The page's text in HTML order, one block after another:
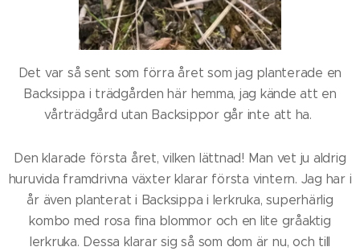
Det var så sent som förra året som jag planterade en
Backsippa i trädgården här hemma, jag kände att en
vårträdgård utan Backsippor går inte att ha.
Den klarade första året, vilken lättnad! Man vet ju aldrig
huruvida framdrivna växter klarar första vintern. Jag har i
år även planterat i Backsippa i lerkruka, superhärlig
kombo med rosa fina blommor och en lite gråaktig
lerkruka. Dessa klarar sig så som dom är nu, och till